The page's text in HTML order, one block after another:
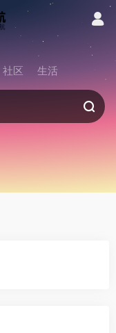
社区 生活